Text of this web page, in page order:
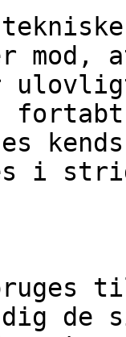
mod,
i
de